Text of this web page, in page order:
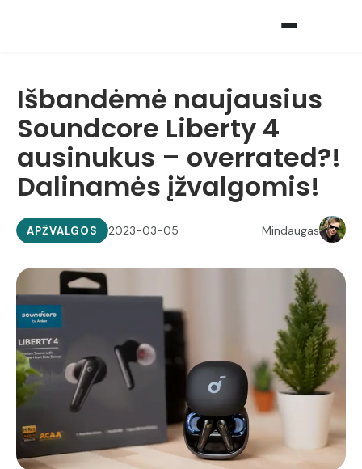
Išbandėmė naujausius
Soundcore Liberty 4
ausinukus – overrated?!
Dalinamės įžvalgomis!
APŽVALGOS 2023-03-05 Mindaugas